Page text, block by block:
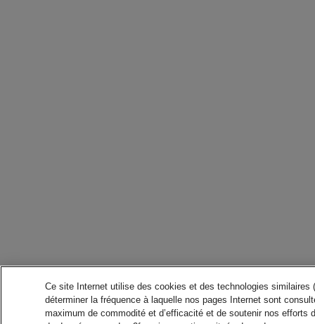
Ce site Internet utilise des cookies et des technologies
déterminer la fréquence à laquelle nos pages Internet sont
maximum de commodité et d’efficacité et de soutenir nos